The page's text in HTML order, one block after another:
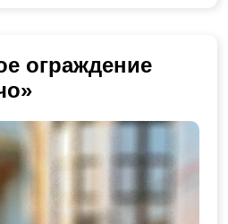
ограждение